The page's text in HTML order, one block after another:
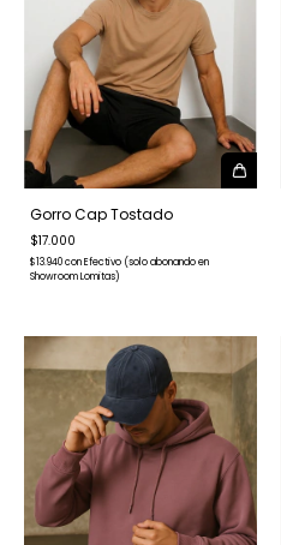
Gorro Cap Tostado
$17.000
$13.940conEfectivo (solo abonando en
Showroom Lomitas)